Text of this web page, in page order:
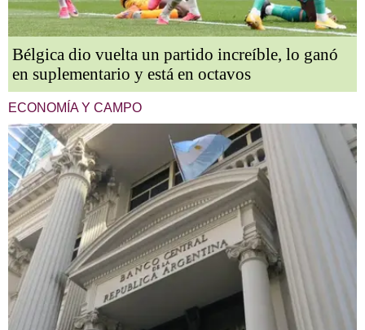
Bélgica dio vuelta un partido increíble, lo ganó
en suplementario y está en octavos
ECONOMÍA Y CAMPO